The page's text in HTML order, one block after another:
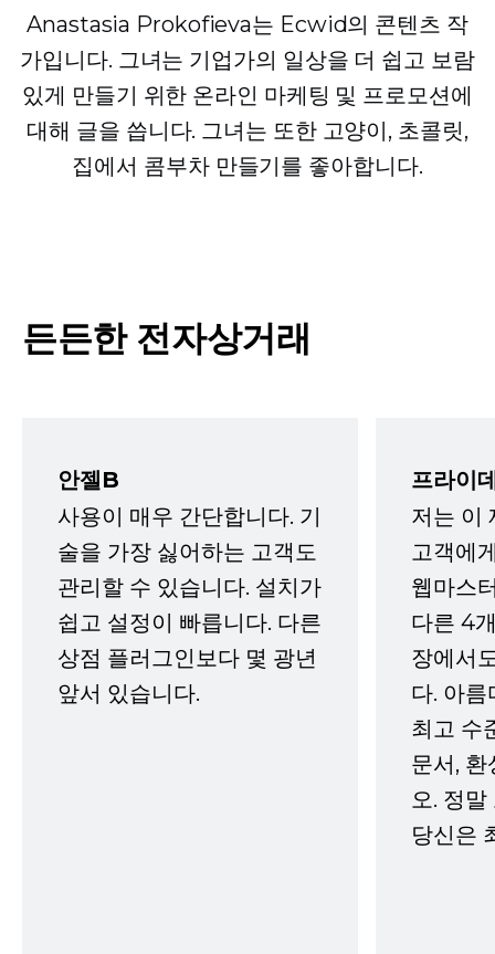
Anastasia Prokofieva는 Ecwid의 콘텐츠 작
가입니다. 그녀는 기업가의 일상을 더 쉽고 보람
있게 만들기 위한 온라인 마케팅 및 프로모션에
대해 글을 씁니다. 그녀는 또한 고양이, 초콜릿,
집에서 콤부차 만들기를 좋아합니다.
든든한 전자상거래
안젤B
사용이 매우 간단합니다. 기
술을 가장 싫어하는 고객도
관리할 수 있습니다. 설치가
쉽고 설정이 빠릅니다. 다른
상점 플러그인보다 몇 광년
앞서 있습니다.
프라이
저는 이
고객에
웹마스
다른 4
장에서
다. 아름
최고 수
문서,
오. 정
당신은